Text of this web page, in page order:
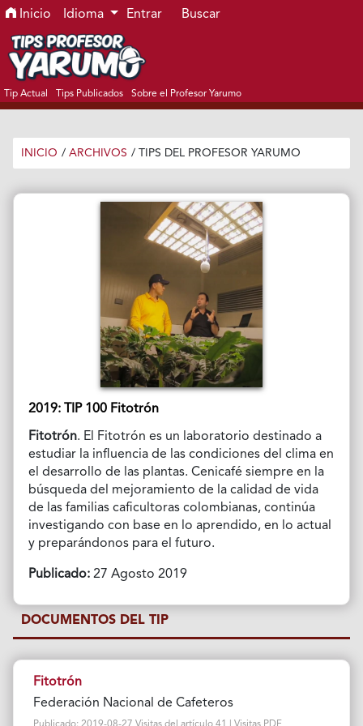
Ir al menú de navegación principal
Ir al contenido principal
Ir al pie de página del sitio
Inicio Idioma Entrar Buscar
Tip Actual Tips Publicados Sobre el Profesor Yarumo
INICIO / ARCHIVOS / TIPS DEL PROFESOR YARUMO
2019: TIP 100 Fitotrón
Fitotrón. El Fitotrón es un laboratorio destinado a
estudiar la influencia de las condiciones del clima en
el desarrollo de las plantas. Cenicafé siempre en la
búsqueda del mejoramiento de la calidad de vida
de las familias caficultoras colombianas, continúa
investigando con base en lo aprendido, en lo actual
y preparándonos para el futuro.
Publicado:27 Agosto 2019
DOCUMENTOS DEL TIP
Fitotrón
Federación Nacional de Cafeteros